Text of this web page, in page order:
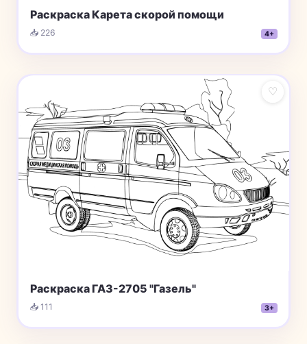
Раскраска Карета скорой помощи
📥 226 4+
♡
Раскраска ГАЗ-2705 "Газель"
📥 111 3+